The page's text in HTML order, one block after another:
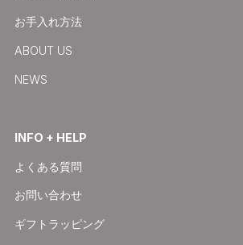
お手入れ方法
ABOUT US
NEWS
INFO + HELP
よくある質問
お問い合わせ
ギフトラッピング